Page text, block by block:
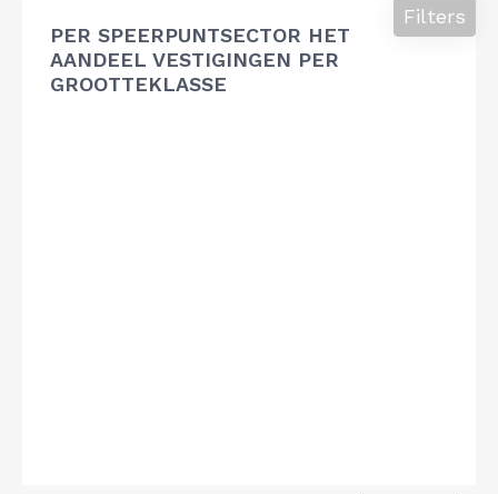
PER SPEERPUNTSECTOR HET
AANDEEL VESTIGINGEN PER
GROOTTEKLASSE
Filters